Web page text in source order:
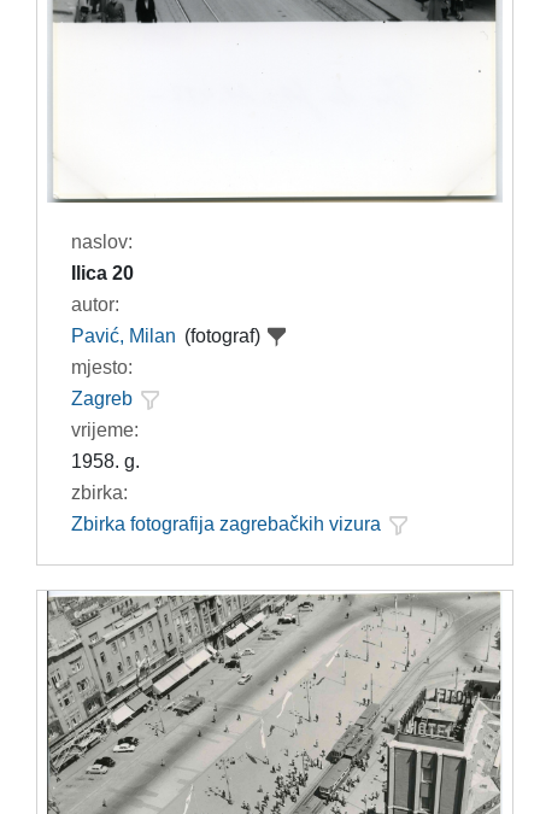
naslov:
Ilica 20
autor:
Pavić, Milan (fotograf)
mjesto:
Zagreb
vrijeme:
1958. g.
zbirka:
Zbirka fotografija zagrebačkih vizura